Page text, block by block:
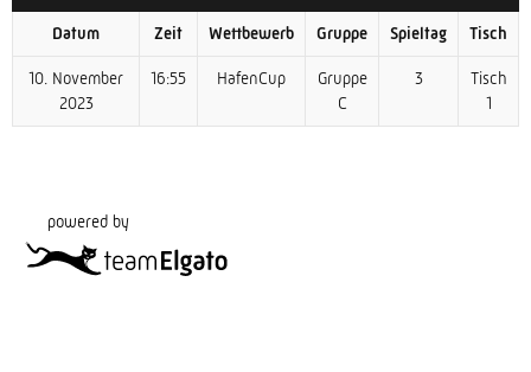
Datum Zeit Wettbewerb Gruppe Spieltag Tisch
10. November
2023
16:55 HafenCup
Gruppe
C
3
Tisch
1
powered by